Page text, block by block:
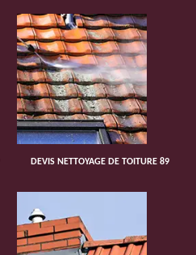
DEVIS NETTOYAGE DE TOITURE 89